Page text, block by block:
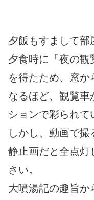
夕飯もすまして部
夕食時に「夜の観
を得たため、窓か
なるほど、観覧車
ションで彩られて
しかし、動画で撮
静止画だと全点灯
さい。
大噴湯記の趣旨か